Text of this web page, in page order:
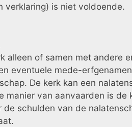
verklaring) is niet voldoende.
alleen of samen met andere
eventuele mede-
De kerk kan een
manier van aanvaarden is de
de schulden van de